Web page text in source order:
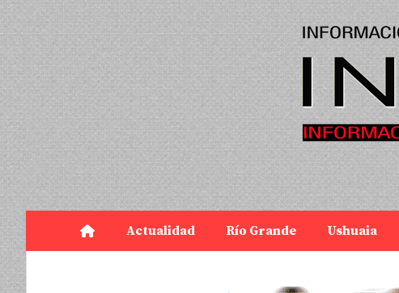
Actualidad Río Grande Ushuaia